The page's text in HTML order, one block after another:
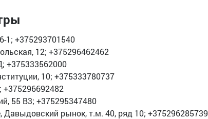
1; +375293701540
12; +375296462462
+375333562000
10; +375333780737
+375296692482
55 В3; +375295347480
Давыдовский рынок, т.м. 40, ряд 10; +375296285739